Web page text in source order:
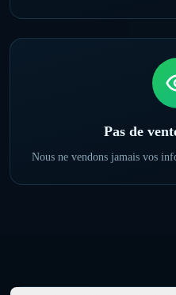
Pas de
Nous ne vendons jamais vos